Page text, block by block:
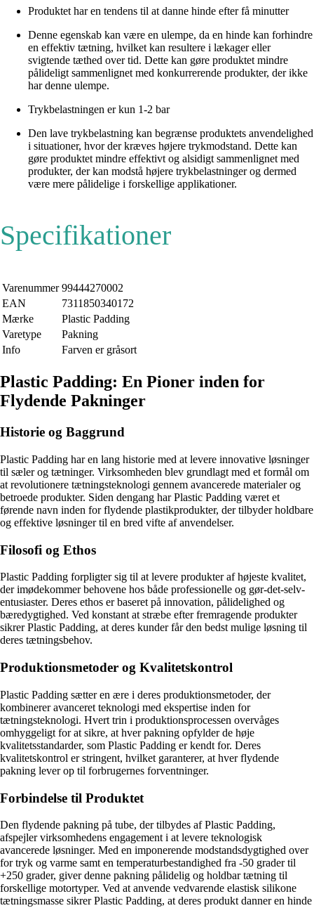
Produktet har en tendens til at danne hinde efter få minutter
Denne egenskab kan være en ulempe, da en hinde kan forhindre
en effektiv tætning, hvilket kan resultere i lækager eller
svigtende tæthed over tid. Dette kan gøre produktet mindre
pålideligt sammenlignet med konkurrerende produkter, der ikke
har denne ulempe.
Trykbelastningen er kun 1-2 bar
Den lave trykbelastning kan begrænse produktets anvendelighed
i situationer, hvor der kræves højere trykmodstand. Dette kan
gøre produktet mindre effektivt og alsidigt sammenlignet med
produkter, der kan modstå højere trykbelastninger og dermed
være mere pålidelige i forskellige applikationer.
Specifikationer
Varenummer 99444270002
EAN
7311850340172
Mærke
Plastic Padding
Varetype
Pakning
Info
Farven er gråsort
Plastic Padding: En Pioner inden for
Flydende Pakninger
Historie og Baggrund
Plastic Padding har en lang historie med at levere innovative løsninger
til sæler og tætninger. Virksomheden blev grundlagt med et formål om
at revolutionere tætningsteknologi gennem avancerede materialer og
betroede produkter. Siden dengang har Plastic Padding været et
førende navn inden for flydende plastikprodukter, der tilbyder holdbare
og effektive løsninger til en bred vifte af anvendelser.
Filosofi og Ethos
Plastic Padding forpligter sig til at levere produkter af højeste kvalitet,
der imødekommer behovene hos både professionelle og gør-det-selv-
entusiaster. Deres ethos er baseret på innovation, pålidelighed og
bæredygtighed. Ved konstant at stræbe efter fremragende produkter
sikrer Plastic Padding, at deres kunder får den bedst mulige løsning til
deres tætningsbehov.
Produktionsmetoder og Kvalitetskontrol
Plastic Padding sætter en ære i deres produktionsmetoder, der
kombinerer avanceret teknologi med ekspertise inden for
tætningsteknologi. Hvert trin i produktionsprocessen overvåges
omhyggeligt for at sikre, at hver pakning opfylder de høje
kvalitetsstandarder, som Plastic Padding er kendt for. Deres
kvalitetskontrol er stringent, hvilket garanterer, at hver flydende
pakning lever op til forbrugernes forventninger.
Forbindelse til Produktet
Den flydende pakning på tube, der tilbydes af Plastic Padding,
afspejler virksomhedens engagement i at levere teknologisk
avancerede løsninger. Med en imponerende modstandsdygtighed over
for tryk og varme samt en temperaturbestandighed fra -50 grader til
+250 grader, giver denne pakning pålidelig og holdbar tætning til
forskellige motortyper. Ved at anvende vedvarende elastisk silikone
tætningsmasse sikrer Plastic Padding, at deres produkt danner en hinde